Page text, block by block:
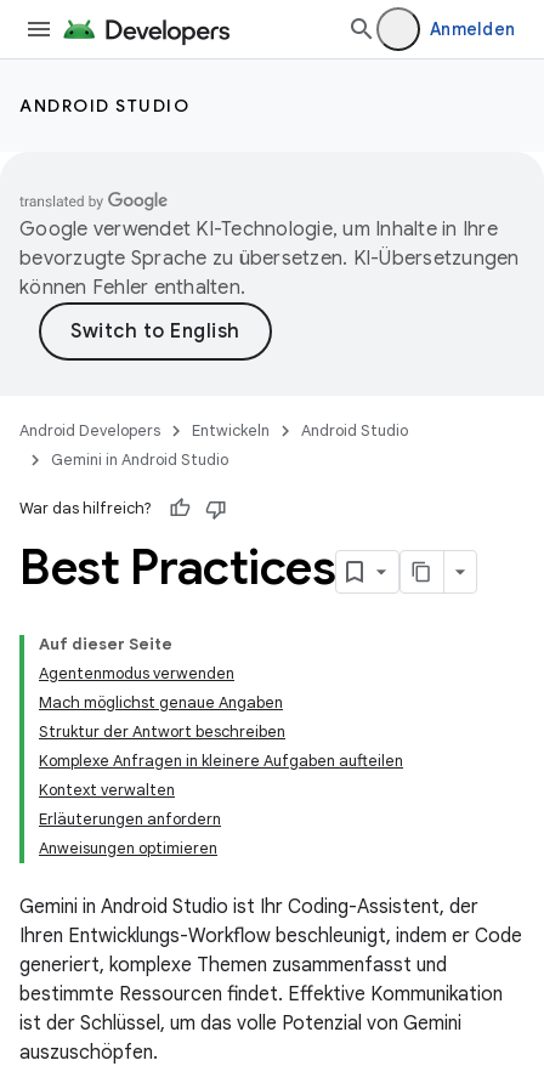
Anmelden
ANDROID STUDIO
Google verwendet KI-Technologie, um Inhalte in Ihre
bevorzugte Sprache zu übersetzen. KI-Übersetzungen
können Fehler enthalten.
Android Developers Entwickeln
Android Studio
Gemini in Android Studio
War das hilfreich?
Best Practices
Auf dieser Seite
Agentenmodus verwenden
Mach möglichst genaue Angaben
Struktur der Antwort beschreiben
Komplexe Anfragen in kleinere Aufgaben aufteilen
Kontext verwalten
Erläuterungen anfordern
Anweisungen optimieren
Gemini in Android Studio ist Ihr Coding-Assistent, der
Ihren Entwicklungs-Workflow beschleunigt, indem er Code
generiert, komplexe Themen zusammenfasst und
bestimmte Ressourcen findet. Effektive Kommunikation
ist der Schlüssel, um das volle Potenzial von Gemini
auszuschöpfen.